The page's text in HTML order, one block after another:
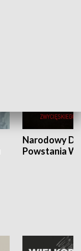
Narodowy
Powstania